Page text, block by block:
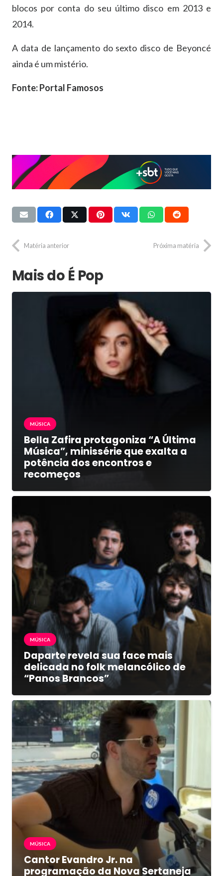
blocos por conta do seu último disco em 2013 e
2014.
A data de lançamento do sexto disco de Beyoncé
ainda é um mistério.
Fonte: Portal Famosos
Matéria anterior Próxima matéria
Mais do É Pop
MÚSICA
Bella Zafira protagoniza “A Última
Música”, minissérie que exalta a
potência dos encontros e
recomeços
MÚSICA
Daparte revela sua face mais
delicada no folk melancólico de
“Panos Brancos”
MÚSICA
Cantor Evandro Jr. na
programação da Nova Sertaneja